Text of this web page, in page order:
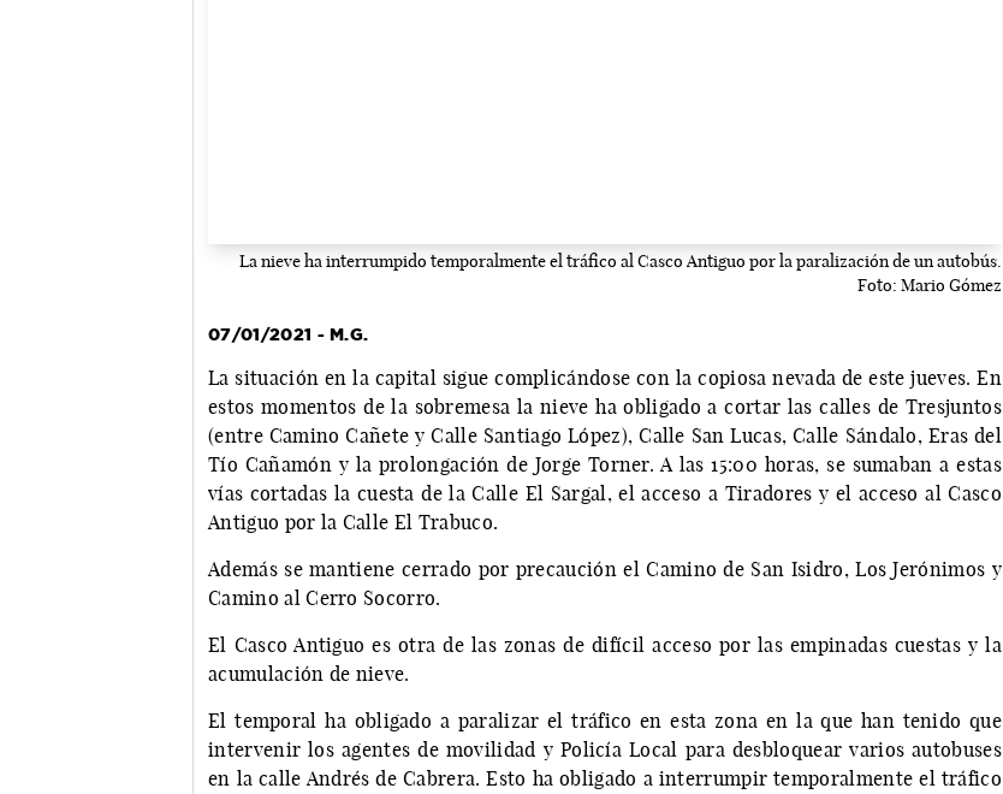
La nieve ha interrumpido temporalmente el tráfico al Casco Antiguo por la paralización de un autobús.
Foto: Mario Gómez
07/01/2021 - M.G.
La situación en la capital sigue complicándose con la copiosa nevada de este jueves. En
estos momentos de la sobremesa la nieve ha obligado a cortar las calles de Tresjuntos
(entre Camino Cañete y Calle Santiago López), Calle San Lucas, Calle Sándalo, Eras del
Tío Cañamón y la prolongación de Jorge Torner. A las 15:00 horas, se sumaban a estas
vías cortadas la cuesta de la Calle El Sargal, el acceso a Tiradores y el acceso al Casco
Antiguo por la Calle El Trabuco.
Además se mantiene cerrado por precaución el Camino de San Isidro, Los Jerónimos y
Camino al Cerro Socorro.
El Casco Antiguo es otra de las zonas de difícil acceso por las empinadas cuestas y la
acumulación de nieve.
El temporal ha obligado a paralizar el tráfico en esta zona en la que han tenido que
intervenir los agentes de movilidad y Policía Local para desbloquear varios autobuses
en la calle Andrés de Cabrera. Esto ha obligado a interrumpir temporalmente el tráfico